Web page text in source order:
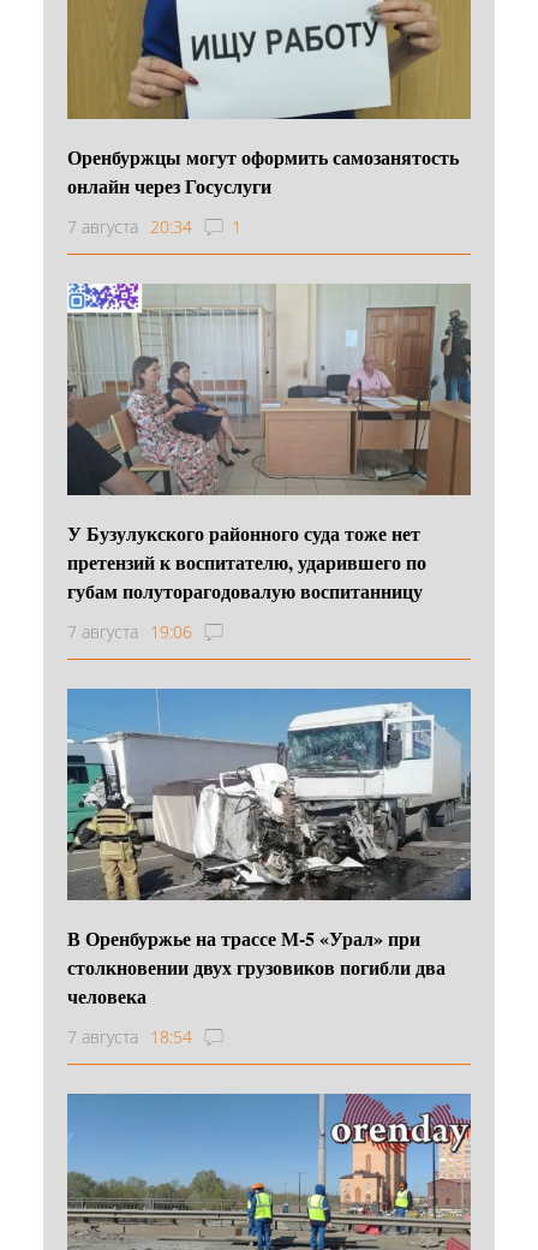
Оренбуржцы могут оформить самозанятость
онлайн через Госуслуги
7 августа 20:34 1
У Бузулукского районного суда тоже нет
претензий к воспитателю, ударившего по
губам полуторагодовалую воспитанницу
7 августа 19:06
В Оренбуржье на трассе М-5 «Урал» при
столкновении двух грузовиков погибли два
человека
7 августа 18:54